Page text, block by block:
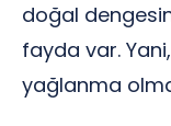
doğal
fayda var.
yağlanma